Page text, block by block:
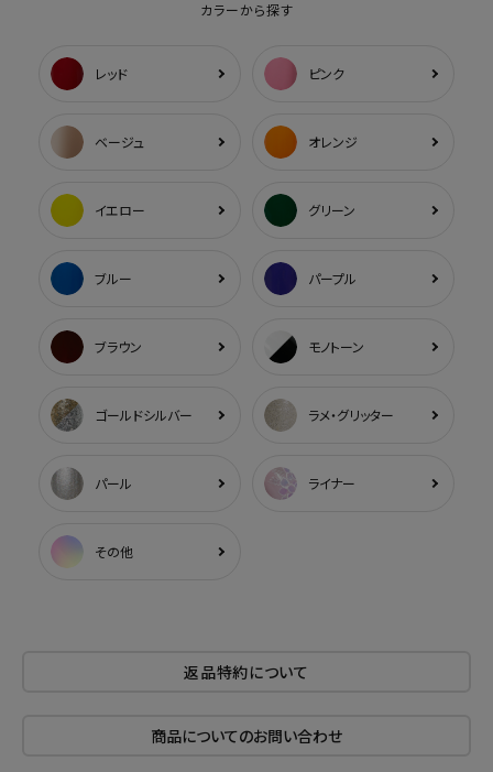
カラーから探す
レッド ピンク
ベージュ オレンジ
イエロー グリーン
ブルー パープル
ブラウン モノトーン
ゴールドシルバー ラメ・グリッター
パール ライナー
その他
返品特約について
商品についてのお問い合わせ